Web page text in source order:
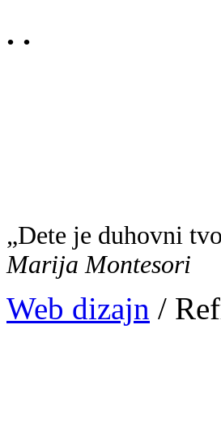
. .
„Dete je duhovni
Marija Montesori
Web dizajn /